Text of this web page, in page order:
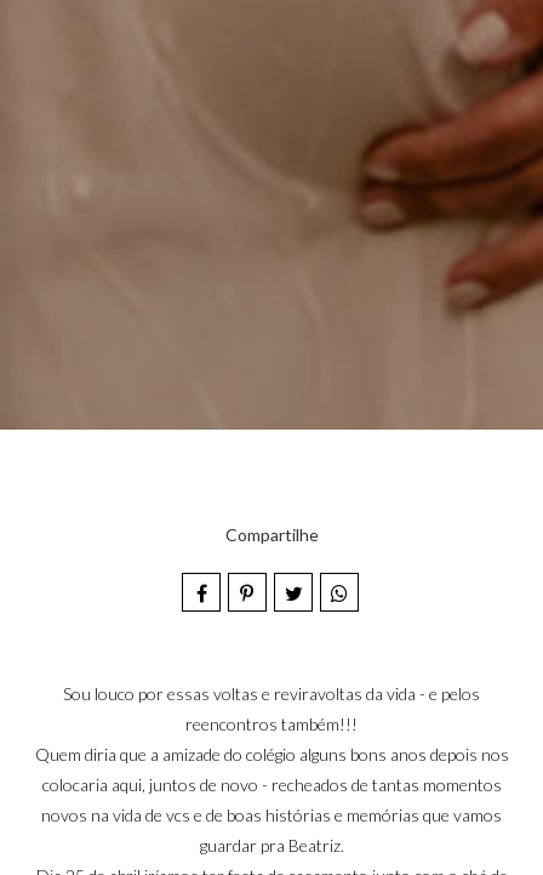
Compartilhe
Sou louco por essas voltas e reviravoltas da vida - e pelos
reencontros também!!!
Quem diria que a amizade do colégio alguns bons anos depois nos
colocaria aqui, juntos de novo - recheados de tantas momentos
novos na vida de vcs e de boas histórias e memórias que vamos
guardar pra Beatriz.